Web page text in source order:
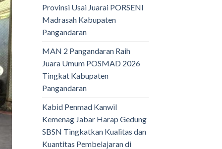
Provinsi Usai Juarai PORSENI
Madrasah Kabupaten
Pangandaran
MAN 2 Pangandaran Raih
Juara Umum POSMAD 2026
Tingkat Kabupaten
Pangandaran
Kabid Penmad Kanwil
Kemenag Jabar Harap Gedung
SBSN Tingkatkan Kualitas dan
Kuantitas Pembelajaran di